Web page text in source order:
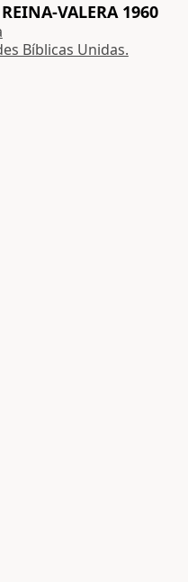
VALERA 1960
Bíblicas Unidas.